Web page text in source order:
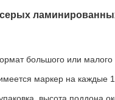
вешалка
доска
серых
большого или малого
маркер на каждые
высота поддона